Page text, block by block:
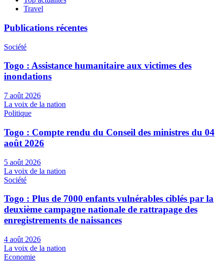
Travel
Publications récentes
Société
Togo : Assistance humanitaire aux victimes des
inondations
7 août 2026
La voix de la nation
Politique
Togo : Compte rendu du Conseil des ministres du 04
août 2026
5 août 2026
La voix de la nation
Société
Togo : Plus de 7000 enfants vulnérables ciblés par la
deuxième campagne nationale de rattrapage des
enregistrements de naissances
4 août 2026
La voix de la nation
Economie